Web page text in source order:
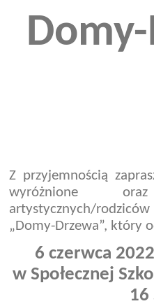
Z przyjemnością
wyróżnione
artystycznych/rodziców
„Domy-Drzewa”, który
6 czerwca
w Społecznej
16